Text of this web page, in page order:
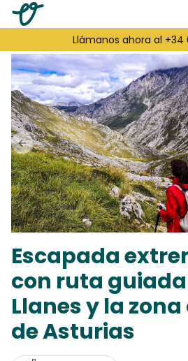
Llámanos ahora al +34
Previous slide
Escapada
con ruta
Llanes y la
de Asturias